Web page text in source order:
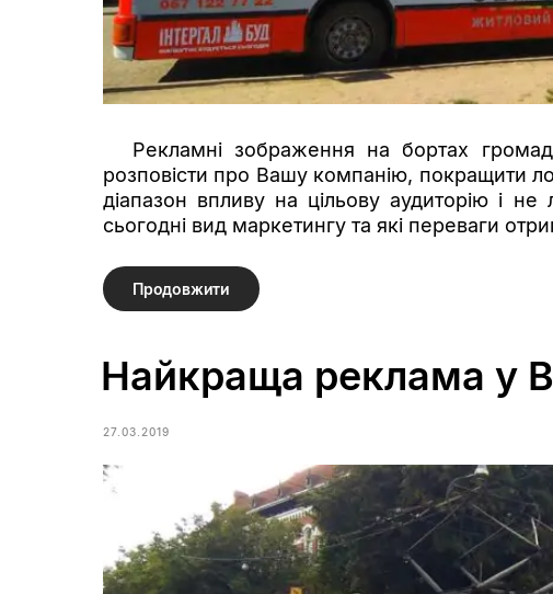
Рекламні зображення на бортах
розповісти про Вашу компанію, покращити
діапазон впливу на цільову аудиторію і
сьогодні вид маркетингу та які переваги
Продовжити
Найкраща реклама у
27.03.2019